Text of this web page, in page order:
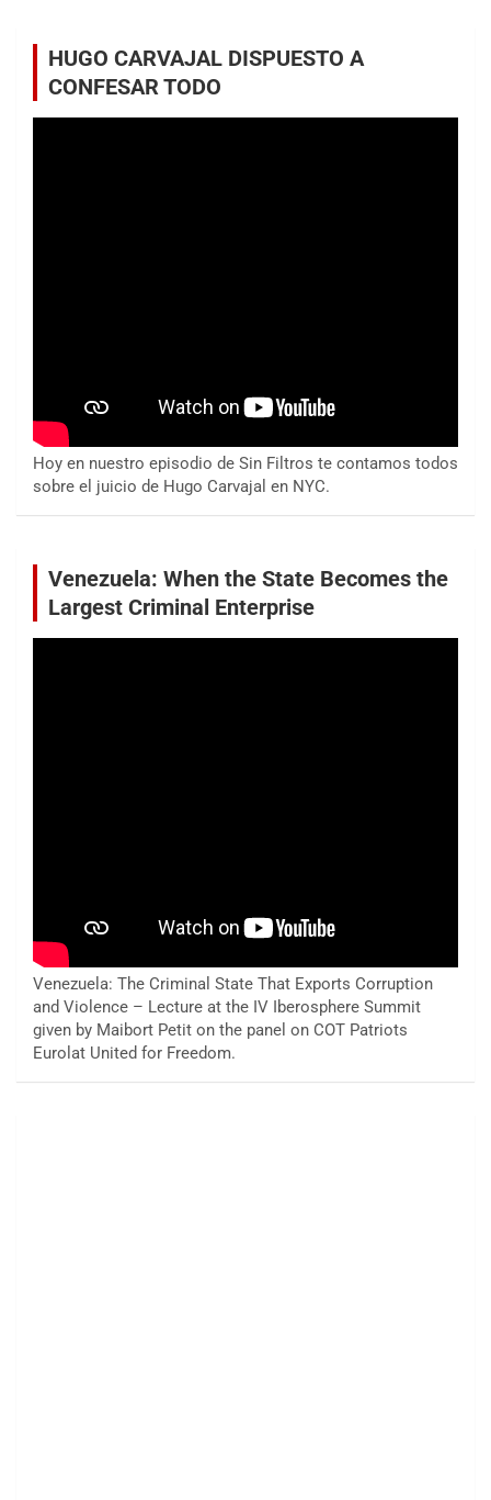
HUGO CARVAJAL DISPUESTO A
CONFESAR TODO
Hoy en nuestro episodio de Sin Filtros te contamos todos
sobre el juicio de Hugo Carvajal en NYC.
Venezuela: When the State Becomes the
Largest Criminal Enterprise
Venezuela: The Criminal State That Exports Corruption
and Violence – Lecture at the IV Iberosphere Summit
given by Maibort Petit on the panel on COT Patriots
Eurolat United for Freedom.